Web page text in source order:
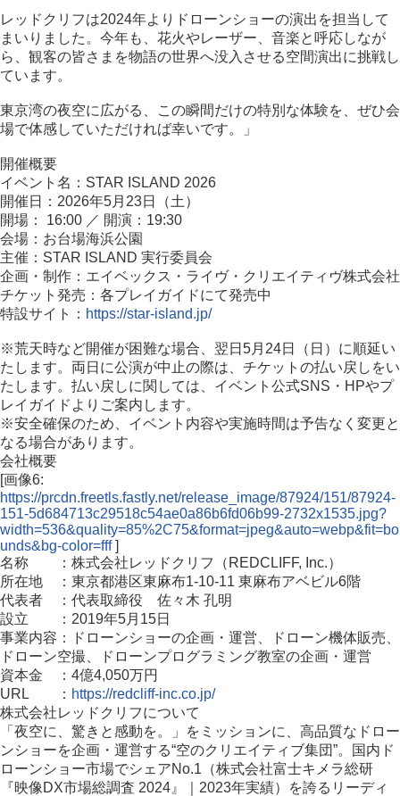
レッドクリフは2024年よりドローンショーの演出を担当して
まいりました。今年も、花火やレーザー、音楽と呼応しなが
ら、観客の皆さまを物語の世界へ没入させる空間演出に挑戦し
ています。
東京湾の夜空に広がる、この瞬間だけの特別な体験を、ぜひ会
場で体感していただければ幸いです。」
開催概要
イベント名：STAR ISLAND 2026
開催日：2026年5月23日（土）
開場： 16:00 ／ 開演：19:30
会場：お台場海浜公園
主催：STAR ISLAND 実行委員会
企画・制作：エイベックス・ライヴ・クリエイティヴ株式会社
チケット発売：各プレイガイドにて発売中
特設サイト： https://star-island.jp/
※荒天時など開催が困難な場合、翌日5月24日（日）に順延い
たします。両日に公演が中止の際は、チケットの払い戻しをい
たします。払い戻しに関しては、イベント公式SNS・HPやプ
レイガイドよりご案内します。
※安全確保のため、イベント内容や実施時間は予告なく変更と
なる場合があります。
会社概要
[画像6:
https://prcdn.freetls.fastly.net/release_image/87924/151/87924-
151-5d684713c29518c54ae0a86b6fd06b99-2732x1535.jpg?
width=536&quality=85%2C75&format=jpeg&auto=webp&fit=bo
unds&bg-color=fff]
名称 ：株式会社レッドクリフ（REDCLIFF, Inc.）
所在地 ：東京都港区東麻布1-10-11 東麻布アベビル6階
代表者 ：代表取締役 佐々木 孔明
設立 ：2019年5月15日
事業内容：ドローンショーの企画・運営、ドローン機体販売、
ドローン空撮、ドローンプログラミング教室の企画・運営
資本金 ：4億4,050万円
URL ： https://redcliff-inc.co.jp/
株式会社レッドクリフについて
「夜空に、驚きと感動を。」をミッションに、高品質なドロー
ンショーを企画・運営する“空のクリエイティブ集団”。国内ド
ローンショー市場でシェアNo.1（株式会社富士キメラ総研
『映像DX市場総調査 2024』｜2023年実績）を誇るリーディ